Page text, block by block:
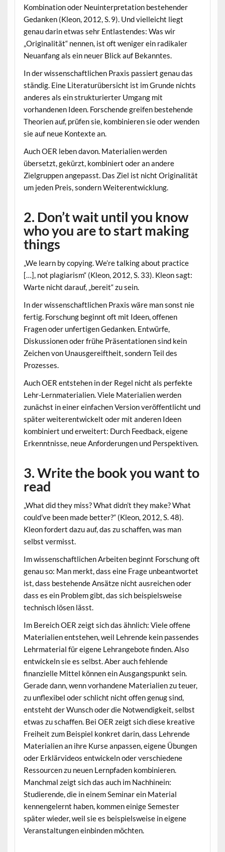
Kombination oder Neuinterpretation bestehender
Gedanken (Kleon, 2012, S. 9). Und vielleicht liegt
genau darin etwas sehr Entlastendes: Was wir
„Originalität“ nennen, ist oft weniger ein radikaler
Neuanfang als ein neuer Blick auf Bekanntes.
In der wissenschaftlichen Praxis passiert genau das
ständig. Eine Literaturübersicht ist im Grunde nichts
anderes als ein strukturierter Umgang mit
vorhandenen Ideen. Forschende greifen bestehende
Theorien auf, prüfen sie, kombinieren sie oder wenden
sie auf neue Kontexte an.
Auch OER leben davon. Materialien werden
übersetzt, gekürzt, kombiniert oder an andere
Zielgruppen angepasst. Das Ziel ist nicht Originalität
um jeden Preis, sondern Weiterentwicklung.
2. Don’t wait until you know
who you are to start making
things
„We learn by copying. We’re talking about practice
[…], not plagiarism“ (Kleon, 2012, S. 33). Kleon sagt:
Warte nicht darauf, „bereit“ zu sein.
In der wissenschaftlichen Praxis wäre man sonst nie
fertig. Forschung beginnt oft mit Ideen, offenen
Fragen oder unfertigen Gedanken. Entwürfe,
Diskussionen oder frühe Präsentationen sind kein
Zeichen von Unausgereiftheit, sondern Teil des
Prozesses.
Auch OER entstehen in der Regel nicht als perfekte
Lehr-Lernmaterialien. Viele Materialien werden
zunächst in einer einfachen Version veröffentlicht und
später weiterentwickelt oder mit anderen Ideen
kombiniert und erweitert: Durch Feedback, eigene
Erkenntnisse, neue Anforderungen und Perspektiven.
3. Write the book you want to
read
„What did they miss? What didn’t they make? What
could’ve been made better?“ (Kleon, 2012, S. 48).
Kleon fordert dazu auf, das zu schaffen, was man
selbst vermisst.
Im wissenschaftlichen Arbeiten beginnt Forschung oft
genau so: Man merkt, dass eine Frage unbeantwortet
ist, dass bestehende Ansätze nicht ausreichen oder
dass es ein Problem gibt, das sich beispielsweise
technisch lösen lässt.
Im Bereich OER zeigt sich das ähnlich: Viele offene
Materialien entstehen, weil Lehrende kein passendes
Lehrmaterial für eigene Lehrangebote finden. Also
entwickeln sie es selbst. Aber auch fehlende
finanzielle Mittel können ein Ausgangspunkt sein.
Gerade dann, wenn vorhandene Materialien zu teuer,
zu unflexibel oder schlicht nicht offen genug sind,
entsteht der Wunsch oder die Notwendigkeit, selbst
etwas zu schaffen. Bei OER zeigt sich diese kreative
Freiheit zum Beispiel konkret darin, dass Lehrende
Materialien an ihre Kurse anpassen, eigene Übungen
oder Erklärvideos entwickeln oder verschiedene
Ressourcen zu neuen Lernpfaden kombinieren.
Manchmal zeigt sich das auch im Nachhinein:
Studierende, die in einem Seminar ein Material
kennengelernt haben, kommen einige Semester
später wieder, weil sie es beispielsweise in eigene
Veranstaltungen einbinden möchten.